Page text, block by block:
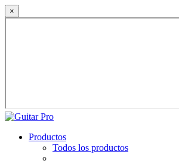
×
Productos
Todos los productos